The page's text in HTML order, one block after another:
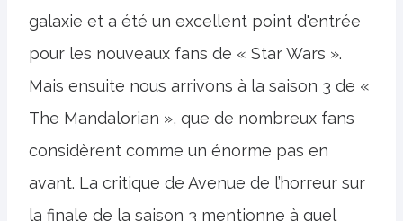
galaxie et a été un excellent point d'entrée
pour les nouveaux fans de « Star Wars ».
Mais ensuite nous arrivons à la saison 3 de «
The Mandalorian », que de nombreux fans
considèrent comme un énorme pas en
avant. La critique de Avenue de l’horreur sur
la finale de la saison 3 mentionne à quel